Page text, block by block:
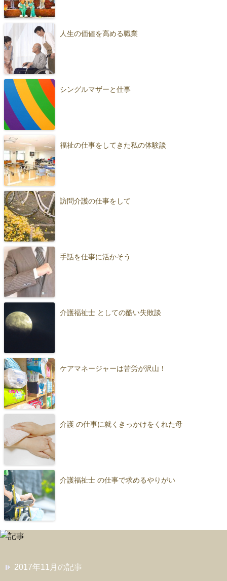
人生の価値を高める職業
シングルマザーと仕事
福祉の仕事をしてきた私の体験談
訪問介護の仕事をして
手話を仕事に活かそう
介護福祉士 としての酷い失敗談
ケアマネージャーは苦労が沢山！
介護 の仕事に就くきっかけをくれた母
介護福祉士 の仕事で求めるやりがい
2017年11月の記事